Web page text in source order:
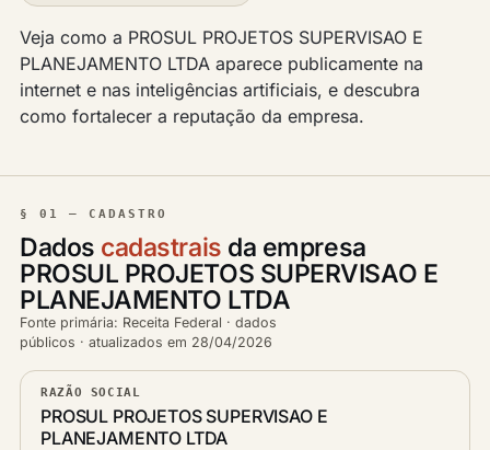
Veja como a PROSUL PROJETOS SUPERVISAO E
PLANEJAMENTO LTDA aparece publicamente na
internet e nas inteligências artificiais, e descubra
como fortalecer a reputação da empresa.
§ 01 — CADASTRO
Dados cadastrais da empresa
PROSUL PROJETOS SUPERVISAO E
PLANEJAMENTO LTDA
Fonte primária: Receita Federal · dados
públicos · atualizados em 28/04/2026
RAZÃO SOCIAL
PROSUL PROJETOS SUPERVISAO E
PLANEJAMENTO LTDA